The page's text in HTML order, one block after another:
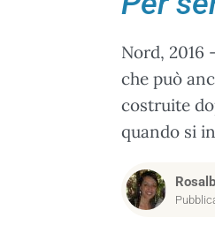
Nord, 2016
che può
costruite
quando si